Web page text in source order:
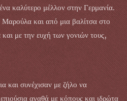
καλύτερο μέλλον στην Γερμανία.
και από μια βαλίτσα στο
και με την ευχή των γονιών τους,
και συνέχισαν με ζήλο να
αγαθά με κόπους και ιδρώτα